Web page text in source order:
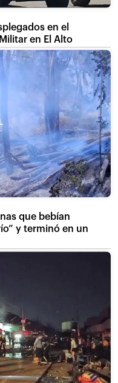
en el
en El Alto
que bebían
y terminó en un